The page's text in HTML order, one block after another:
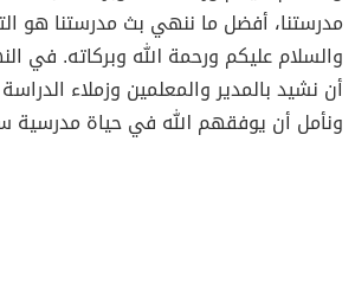
مدرستنا، أفضل ما ننهي بث مدرستنا هو
والسلام عليكم ورحمة الله وبركاته. في
أن نشيد بالمدير والمعلمين وزملاء
ونأمل أن يوفقهم الله في حياة مدرسية